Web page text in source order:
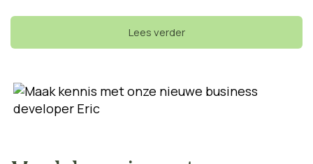
Lees verder